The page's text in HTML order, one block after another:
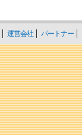
運営会社 パートナー